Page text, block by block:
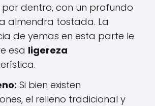
por dentro, con un profundo
almendra tostada. La
de yemas en esta parte le
esa ligereza
Si bien existen
el relleno tradicional y